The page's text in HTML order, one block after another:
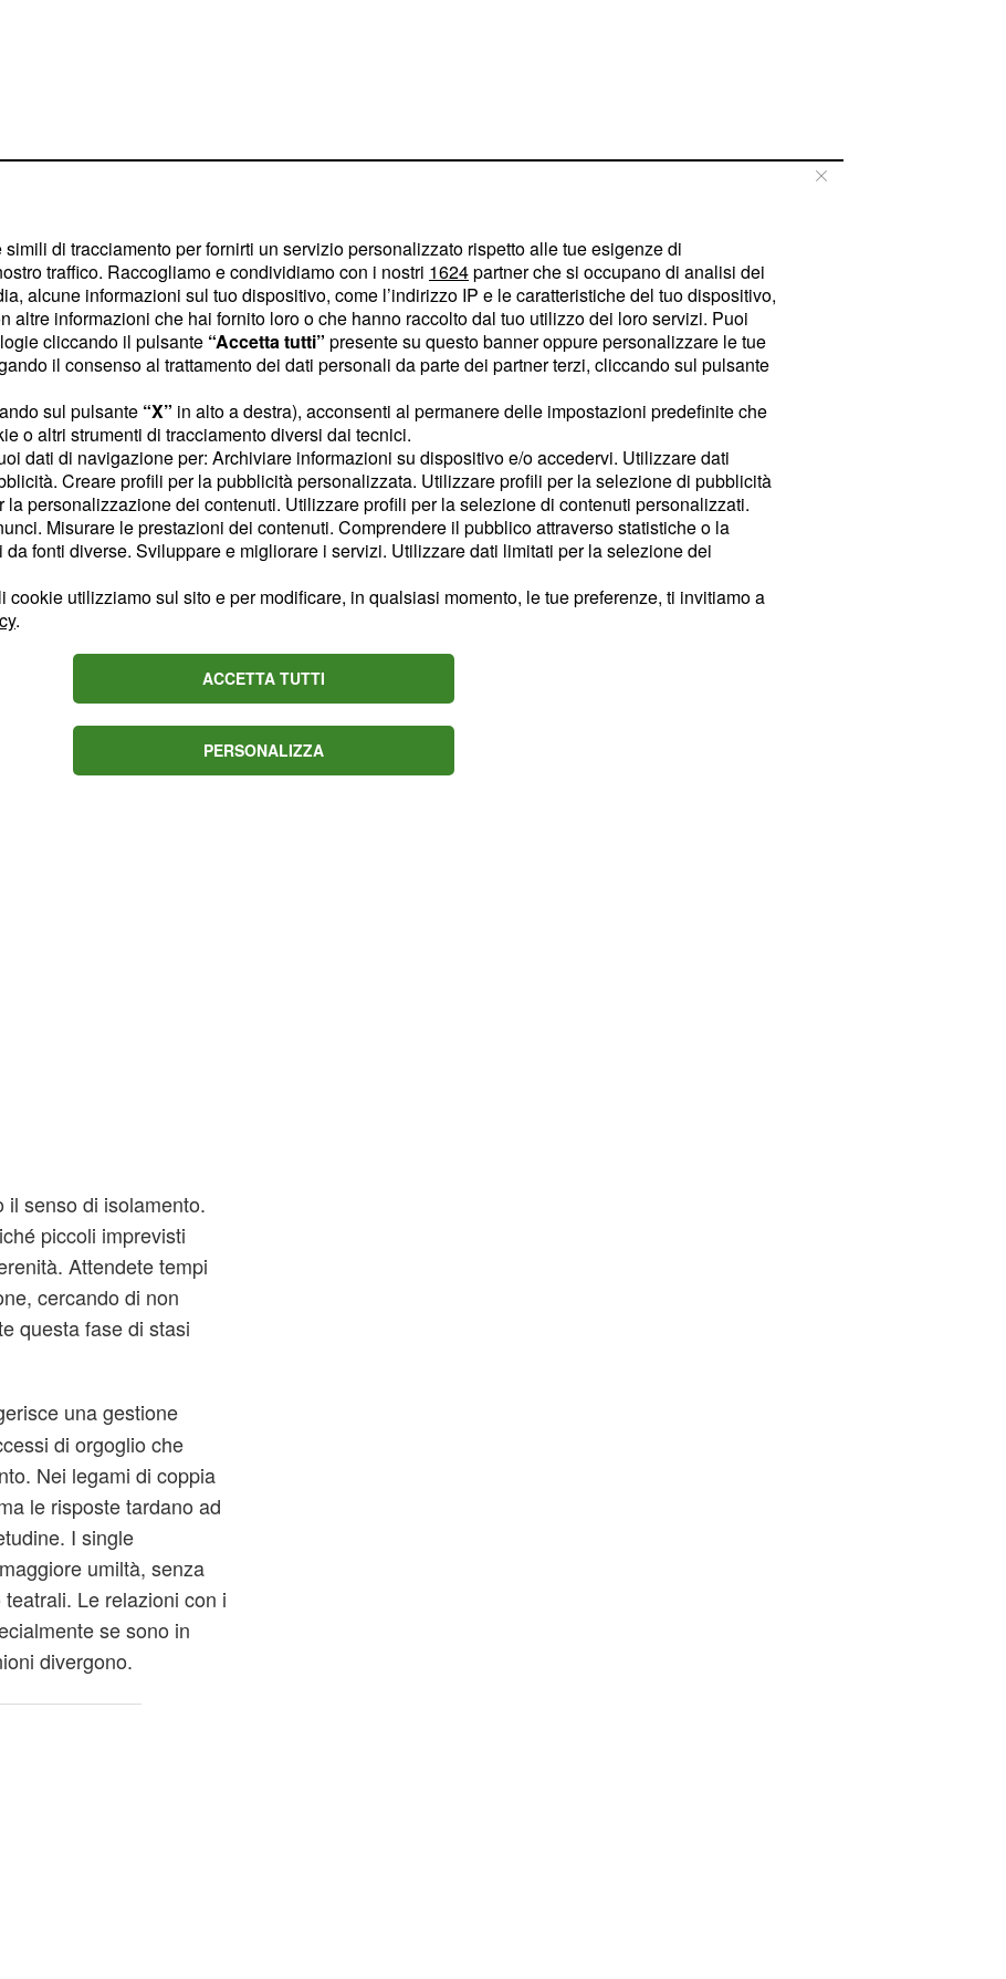
2026: le
la classifica
pervade i rapporti
un punto di incontro
accendersi per
evitare strappi
a scorgere
in una riflessione forse
pratiche, gli impegni
risultati immediati,
vecchie questioni
fuori dal comune
senso di isolamento.
piccoli imprevisti
Attendete tempi
cercando di non
questa fase di stasi
una gestione
di orgoglio che
Nei legami di coppia
le risposte tardano ad
I single
umiltà, senza
Le relazioni con i
se sono in
divergono.
di tracciamento per fornirti un servizio personalizzato rispetto alle tue esigenze di
traffico. Raccogliamo e condividiamo con i nostri 1624partner che si occupano di analisi dei
alcune informazioni sul tuo dispositivo, come l’indirizzo IP e le caratteristiche del tuo dispositivo,
altre informazioni che hai fornito loro o che hanno raccolto dal tuo utilizzo dei loro servizi. Puoi
cliccando il pulsante “Accetta tutti” presente su questo banner oppure personalizzare le tue
il consenso al trattamento dei dati personali da parte dei partner terzi, cliccando sul pulsante
sul pulsante “X” in alto a destra), acconsenti al permanere delle impostazioni predefinite che
o altri strumenti di tracciamento diversi dai tecnici.
dati di navigazione per: Archiviare informazioni su dispositivo e/o accedervi. Utilizzare dati
Creare profili per la pubblicità personalizzata. Utilizzare profili per la selezione di pubblicità
personalizzazione dei contenuti. Utilizzare profili per la selezione di contenuti personalizzati.
Misurare le prestazioni dei contenuti. Comprendere il pubblico attraverso statistiche o la
fonti diverse. Sviluppare e migliorare i servizi. Utilizzare dati limitati per la selezione dei
cookie utilizziamo sul sito e per modificare, in qualsiasi momento, le tue preferenze, ti invitiamo a
.
ACCETTA TUTTI
PERSONALIZZA